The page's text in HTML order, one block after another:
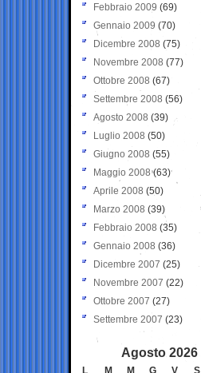
Febbraio 2009 (69)
Gennaio 2009 (70)
Dicembre 2008 (75)
Novembre 2008 (77)
Ottobre 2008 (67)
Settembre 2008 (56)
Agosto 2008 (39)
Luglio 2008 (50)
Giugno 2008 (55)
Maggio 2008(63)
Aprile 2008 (50)
Marzo 2008 (39)
Febbraio 2008 (35)
Gennaio 2008 (36)
Dicembre 2007 (25)
Novembre 2007 (22)
Ottobre 2007 (27)
Settembre 2007 (23)
Agosto 2026
L M M G V S